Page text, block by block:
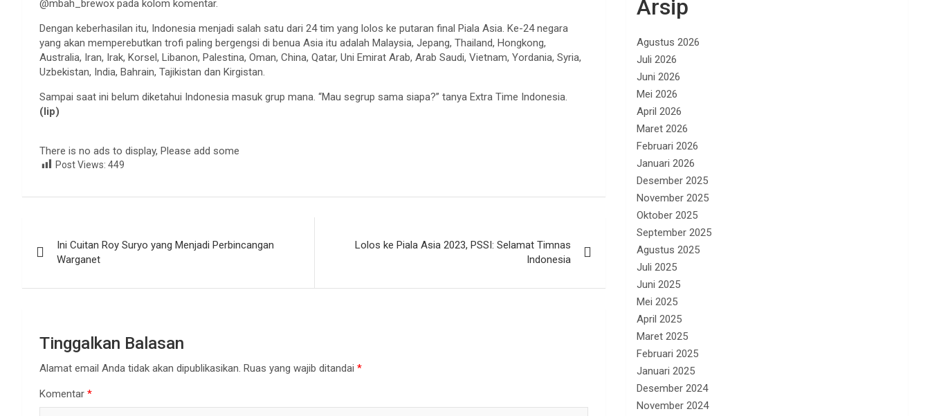
@mbah_brewox pada kolom komentar.
Dengan keberhasilan itu, Indonesia menjadi salah satu dari 24 tim yang lolos ke putaran final Piala Asia. Ke-24 negara
yang akan memperebutkan trofi paling bergengsi di benua Asia itu adalah Malaysia, Jepang, Thailand, Hongkong,
Australia, Iran, Irak, Korsel, Libanon, Palestina, Oman, China, Qatar, Uni Emirat Arab, Arab Saudi, Vietnam, Yordania, Syria,
Uzbekistan, India, Bahrain, Tajikistan dan Kirgistan.
Sampai saat ini belum diketahui Indonesia masuk grup mana. “Mau segrup sama siapa?” tanya Extra Time Indonesia.
(lip)
There is no ads to display, Please add some
Post Views: 449
pos
Ini Cuitan Roy Suryo yang Menjadi Perbincangan
Warganet
Lolos ke Piala Asia 2023, PSSI: Selamat Timnas
Indonesia
Tinggalkan Balasan
Alamat email Anda tidak akan dipublikasikan. Ruas yang wajib ditandai *
Komentar *
Arsip
Agustus 2026
Juli 2026
Juni 2026
Mei 2026
April 2026
Maret 2026
Februari 2026
Januari 2026
Desember 2025
November 2025
Oktober 2025
September 2025
Agustus 2025
Juli 2025
Juni 2025
Mei 2025
April 2025
Maret 2025
Februari 2025
Januari 2025
Desember 2024
November 2024